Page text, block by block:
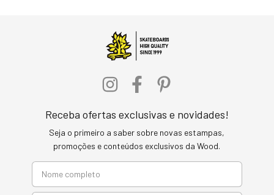
Receba ofertas exclusivas e novidades!
Seja o primeiro a saber sobre novas estampas,
promoções e conteúdos exclusivos da Wood.